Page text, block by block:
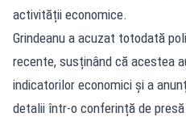
activității economice.
Grindeanu a acuzat totodată
recente, susținând că acestea
indicatorilor economici și a
detalii într-o conferință de presă